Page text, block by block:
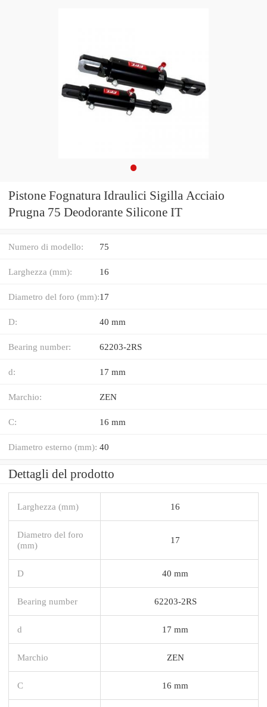
Pistone Fognatura Idraulici Sigilla Acciaio
Prugna 75 Deodorante Silicone IT
Numero di modello: 75
Larghezza (mm): 16
Diametro del foro (mm):17
D: 40 mm
Bearing number: 62203-2RS
d: 17 mm
Marchio: ZEN
C: 16 mm
Diametro esterno (mm): 40
Dettagli del prodotto
Larghezza (mm) 16
Diametro del foro
(mm)
17
D 40 mm
Bearing number 62203-2RS
d 17 mm
Marchio ZEN
C 16 mm